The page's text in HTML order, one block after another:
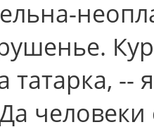
татарка,
человеки